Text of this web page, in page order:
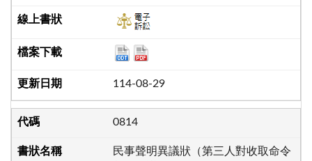
114-08-29
0814
民事聲明異議狀（第三人對收取命令